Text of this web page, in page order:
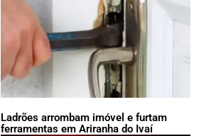
Ladrões arrombam imóvel e furtam
ferramentas em Ariranha do Ivaí